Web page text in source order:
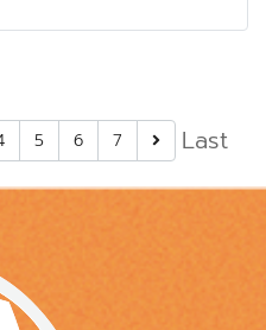
5 6 7 Last